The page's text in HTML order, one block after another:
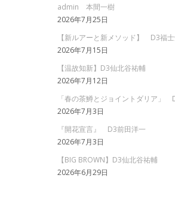
admin 本間一樹
2026年7月25日
【新ルアーと新メソッド】 D3福士
2026年7月15日
【温故知新】D3仙北谷祐輔
2026年7月12日
「春の茶鱒とジョイントダリア」
2026年7月3日
『開花宣言』 D3前田洋一
2026年7月3日
【BIG BROWN】D3仙北谷祐輔
2026年6月29日